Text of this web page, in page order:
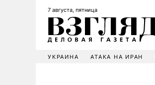
7 августа, пятница
УКРАИНА АТАКА НА ИРАН